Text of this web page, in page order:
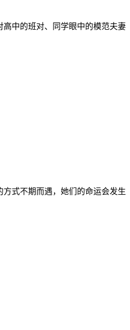
高中的班对、同学眼中的模范夫妻
式不期而遇，她们的命运会发生